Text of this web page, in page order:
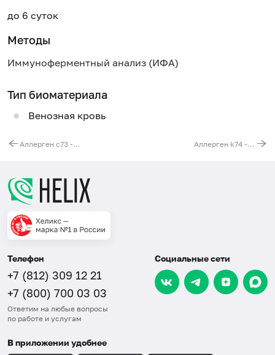
до 6 суток
Методы
Иммуноферментный анализ (ИФА)
Тип биоматериала
Венозная кровь
Аллерген c73 - инсулин человеческий, IgE Аллерген k74 - шелк, IgE
Телефон
+7 (812) 309 12 21
+7 (800) 700 03 03
Ответим на любые вопросы
по работе и услугам
Социальные сети
В приложении удобнее